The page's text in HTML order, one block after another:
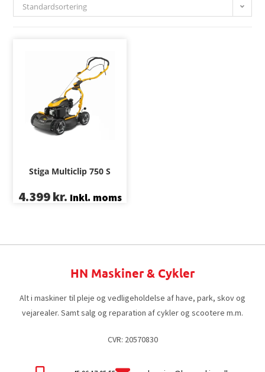
Standardsortering
Stiga Multiclip 750 S
4.399kr. Inkl. moms
HN Maskiner & Cykler
Alt i maskiner til pleje og vedligeholdelse af have, park, skov og
vejarealer. Samt salg og reparation af cykler og scootere m.m.
CVR: 20570830